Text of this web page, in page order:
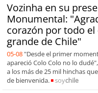
Vozinha en su
Monumental:
corazón por todo
grande de Chile"
05-08 "Desde el primer
apareció Colo Colo no lo
a los más de 25 mil hinchas
de bienvenida.
soychile